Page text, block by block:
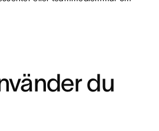
du